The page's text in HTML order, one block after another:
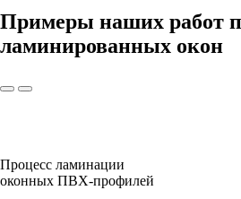
Примеры наших работ
ламинированных окон
Процесс ламинации
оконных ПВХ-профилей